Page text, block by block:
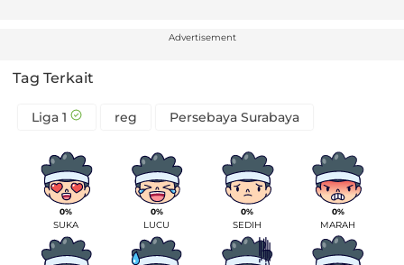
Advertisement
Tag Terkait
Liga 1 reg Persebaya Surabaya
0%
SUKA
0%
LUCU
0%
SEDIH
0%
MARAH